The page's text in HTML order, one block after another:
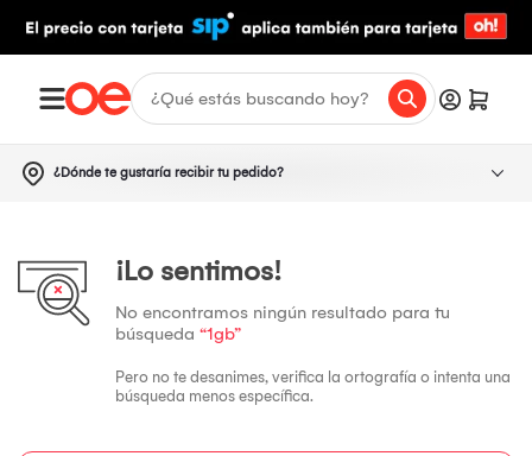
¿Dónde te gustaría recibir tu pedido?
¡Lo sentimos!
No encontramos ningún resultado para tu
búsqueda “1gb”
Pero no te desanimes, verifica la ortografía o intenta una
búsqueda menos específica.